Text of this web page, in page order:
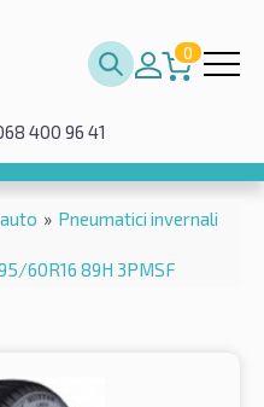
0
400 96 41
» Pneumatici invernali
60R16 89H 3PMSF